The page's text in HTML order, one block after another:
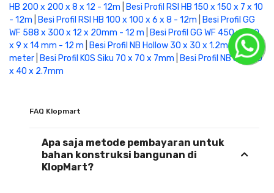
HB 200 x 200 x 8 x 12 - 12m
Besi Profil RSI HB 150 x 150 x 7 x 10
- 12m
Besi Profil RSI HB 100 x 100 x 6 x 8 - 12m
Besi Profil GG
WF 588 x 300 x 12 x 20mm - 12 m
Besi Profil GG WF 450 x 200
x 9 x 14 mm - 12 m
Besi Profil NB Hollow 30 x 30 x 1.2mm - 6
meter
Besi Profil KOS Siku 70 x 70 x 7mm
Besi Profil NB Siku 40
x 40 x 2.7mm
FAQ Klopmart
Apa saja metode pembayaran untuk
bahan konstruksi bangunan di
KlopMart?